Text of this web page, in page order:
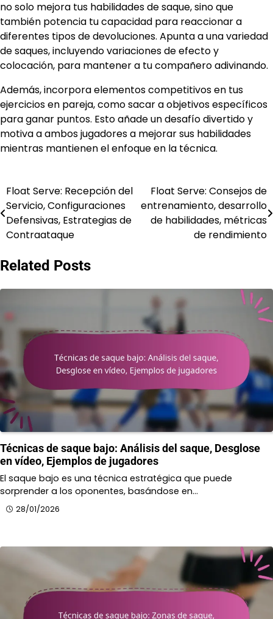
no solo mejora tus habilidades de saque, sino que
también potencia tu capacidad para reaccionar a
diferentes tipos de devoluciones. Apunta a una variedad
de saques, incluyendo variaciones de efecto y
colocación, para mantener a tu compañero adivinando.
Además, incorpora elementos competitivos en tus
ejercicios en pareja, como sacar a objetivos específicos
para ganar puntos. Esto añade un desafío divertido y
motiva a ambos jugadores a mejorar sus habilidades
mientras mantienen el enfoque en la técnica.
Post
navigation
Float Serve: Recepción del
Servicio, Configuraciones
Defensivas, Estrategias de
Contraataque
Float Serve: Consejos de
entrenamiento, desarrollo
de habilidades, métricas
de rendimiento
Related Posts
Técnicas de saque bajo: Análisis del saque, Desglose
en vídeo, Ejemplos de jugadores
El saque bajo es una técnica estratégica que puede
sorprender a los oponentes, basándose en…
28/01/2026